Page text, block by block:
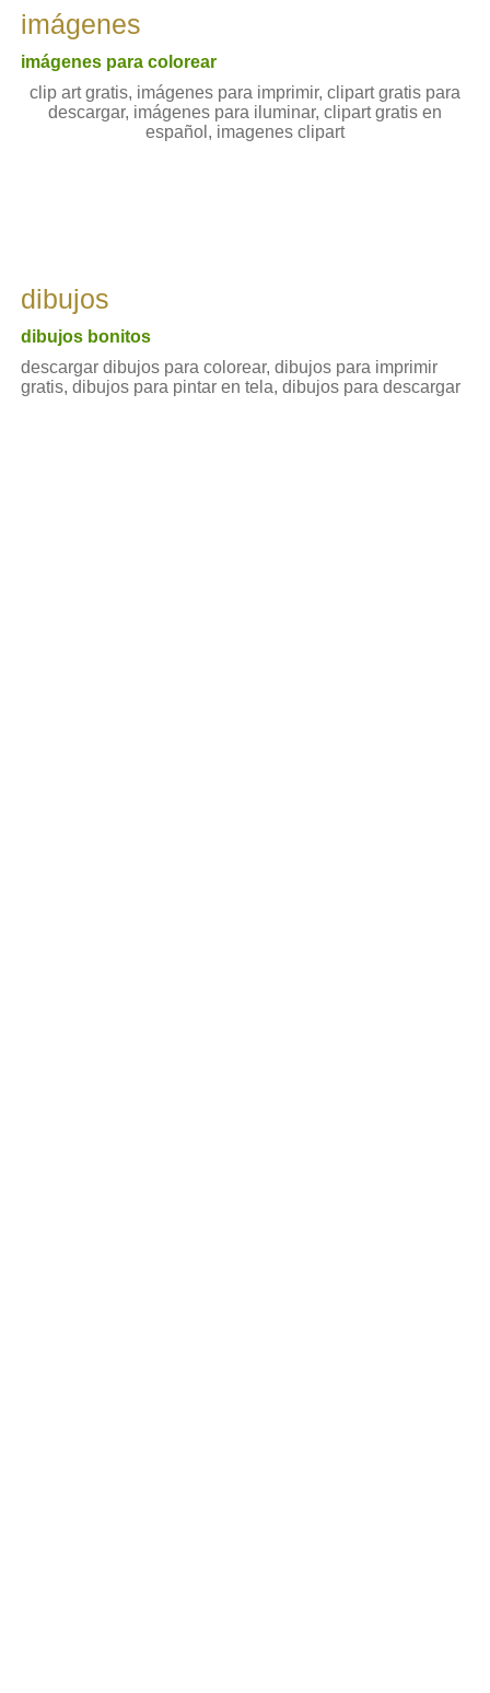
imágenes
imágenes para colorear
clip art gratis, imágenes para imprimir, clipart gratis para
descargar, imágenes para iluminar, clipart gratis en
español, imagenes clipart
dibujos
dibujos bonitos
descargar dibujos para colorear, dibujos para imprimir
gratis, dibujos para pintar en tela, dibujos para descargar